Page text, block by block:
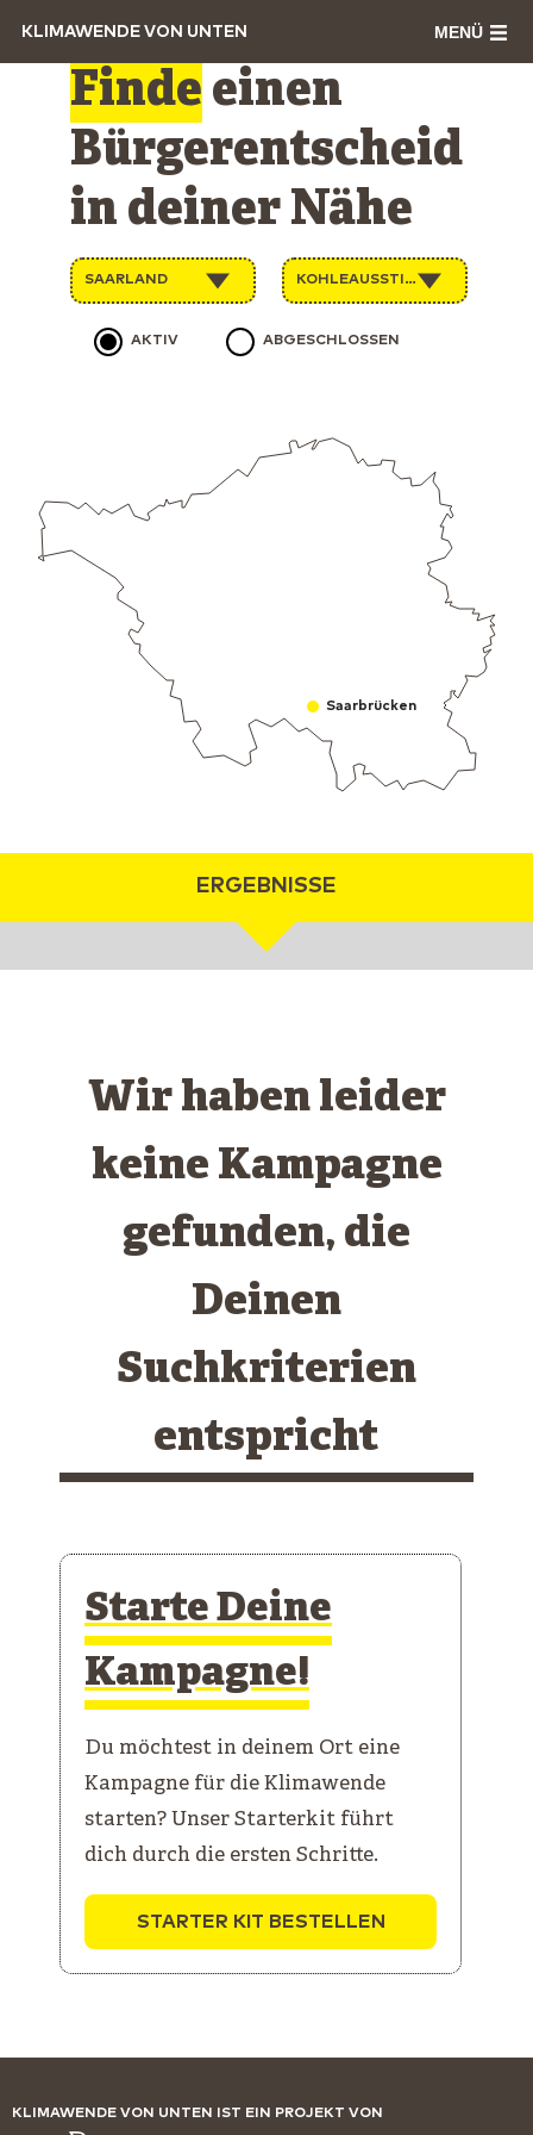
KLIMAWENDE VON UNTEN MENÜ
Saarbrücken
Finde einen
Bürgerentscheid
in deiner Nähe
SAARLAND KOHLEAUSSTIEG
AKTIV ABGESCHLOSSEN
ERGEBNISSE
Wir haben leider
keine Kampagne
gefunden, die
Deinen
Suchkriterien
entspricht
Starte Deine
Kampagne!
Du möchtest in deinem Ort eine
Kampagne für die Klimawende
starten? Unser Starterkit führt
dich durch die ersten Schritte.
STARTER KIT BESTELLEN
KLIMAWENDE VON UNTEN IST EIN PROJEKT VON